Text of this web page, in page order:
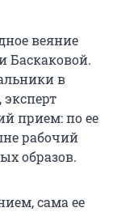
веяние
Баскаковой.
в
эксперт
прием: по ее
рабочий
образов.
сама ее